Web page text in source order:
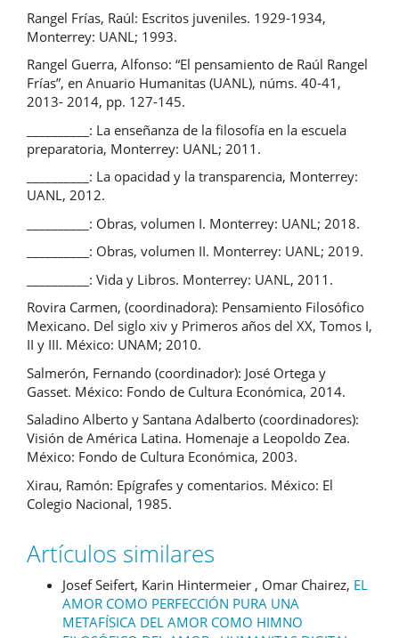
Rangel Frías, Raúl: Escritos juveniles. 1929-1934,
Monterrey: UANL; 1993.
Rangel Guerra, Alfonso: “El pensamiento de Raúl Rangel
Frías”, en Anuario Humanitas (UANL), núms. 40-41,
2013- 2014, pp. 127-145.
__________: La enseñanza de la filosofía en la escuela
preparatoria, Monterrey: UANL; 2011.
__________: La opacidad y la transparencia, Monterrey:
UANL, 2012.
__________: Obras, volumen I. Monterrey: UANL; 2018.
__________: Obras, volumen II. Monterrey: UANL; 2019.
__________: Vida y Libros. Monterrey: UANL, 2011.
Rovira Carmen, (coordinadora): Pensamiento Filosófico
Mexicano. Del siglo xiv y Primeros años del XX, Tomos I,
II y III. México: UNAM; 2010.
Salmerón, Fernando (coordinador): José Ortega y
Gasset. México: Fondo de Cultura Económica, 2014.
Saladino Alberto y Santana Adalberto (coordinadores):
Visión de América Latina. Homenaje a Leopoldo Zea.
México: Fondo de Cultura Económica, 2003.
Xirau, Ramón: Epígrafes y comentarios. México: El
Colegio Nacional, 1985.
Artículos similares
Josef Seifert, Karin Hintermeier , Omar Chairez, EL
AMOR COMO PERFECCIÓN PURA UNA
METAFÍSICA DEL AMOR COMO HIMNO